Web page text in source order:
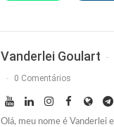
Vanderlei Goulart
0 Comentários
Olá, meu nome é Vanderlei